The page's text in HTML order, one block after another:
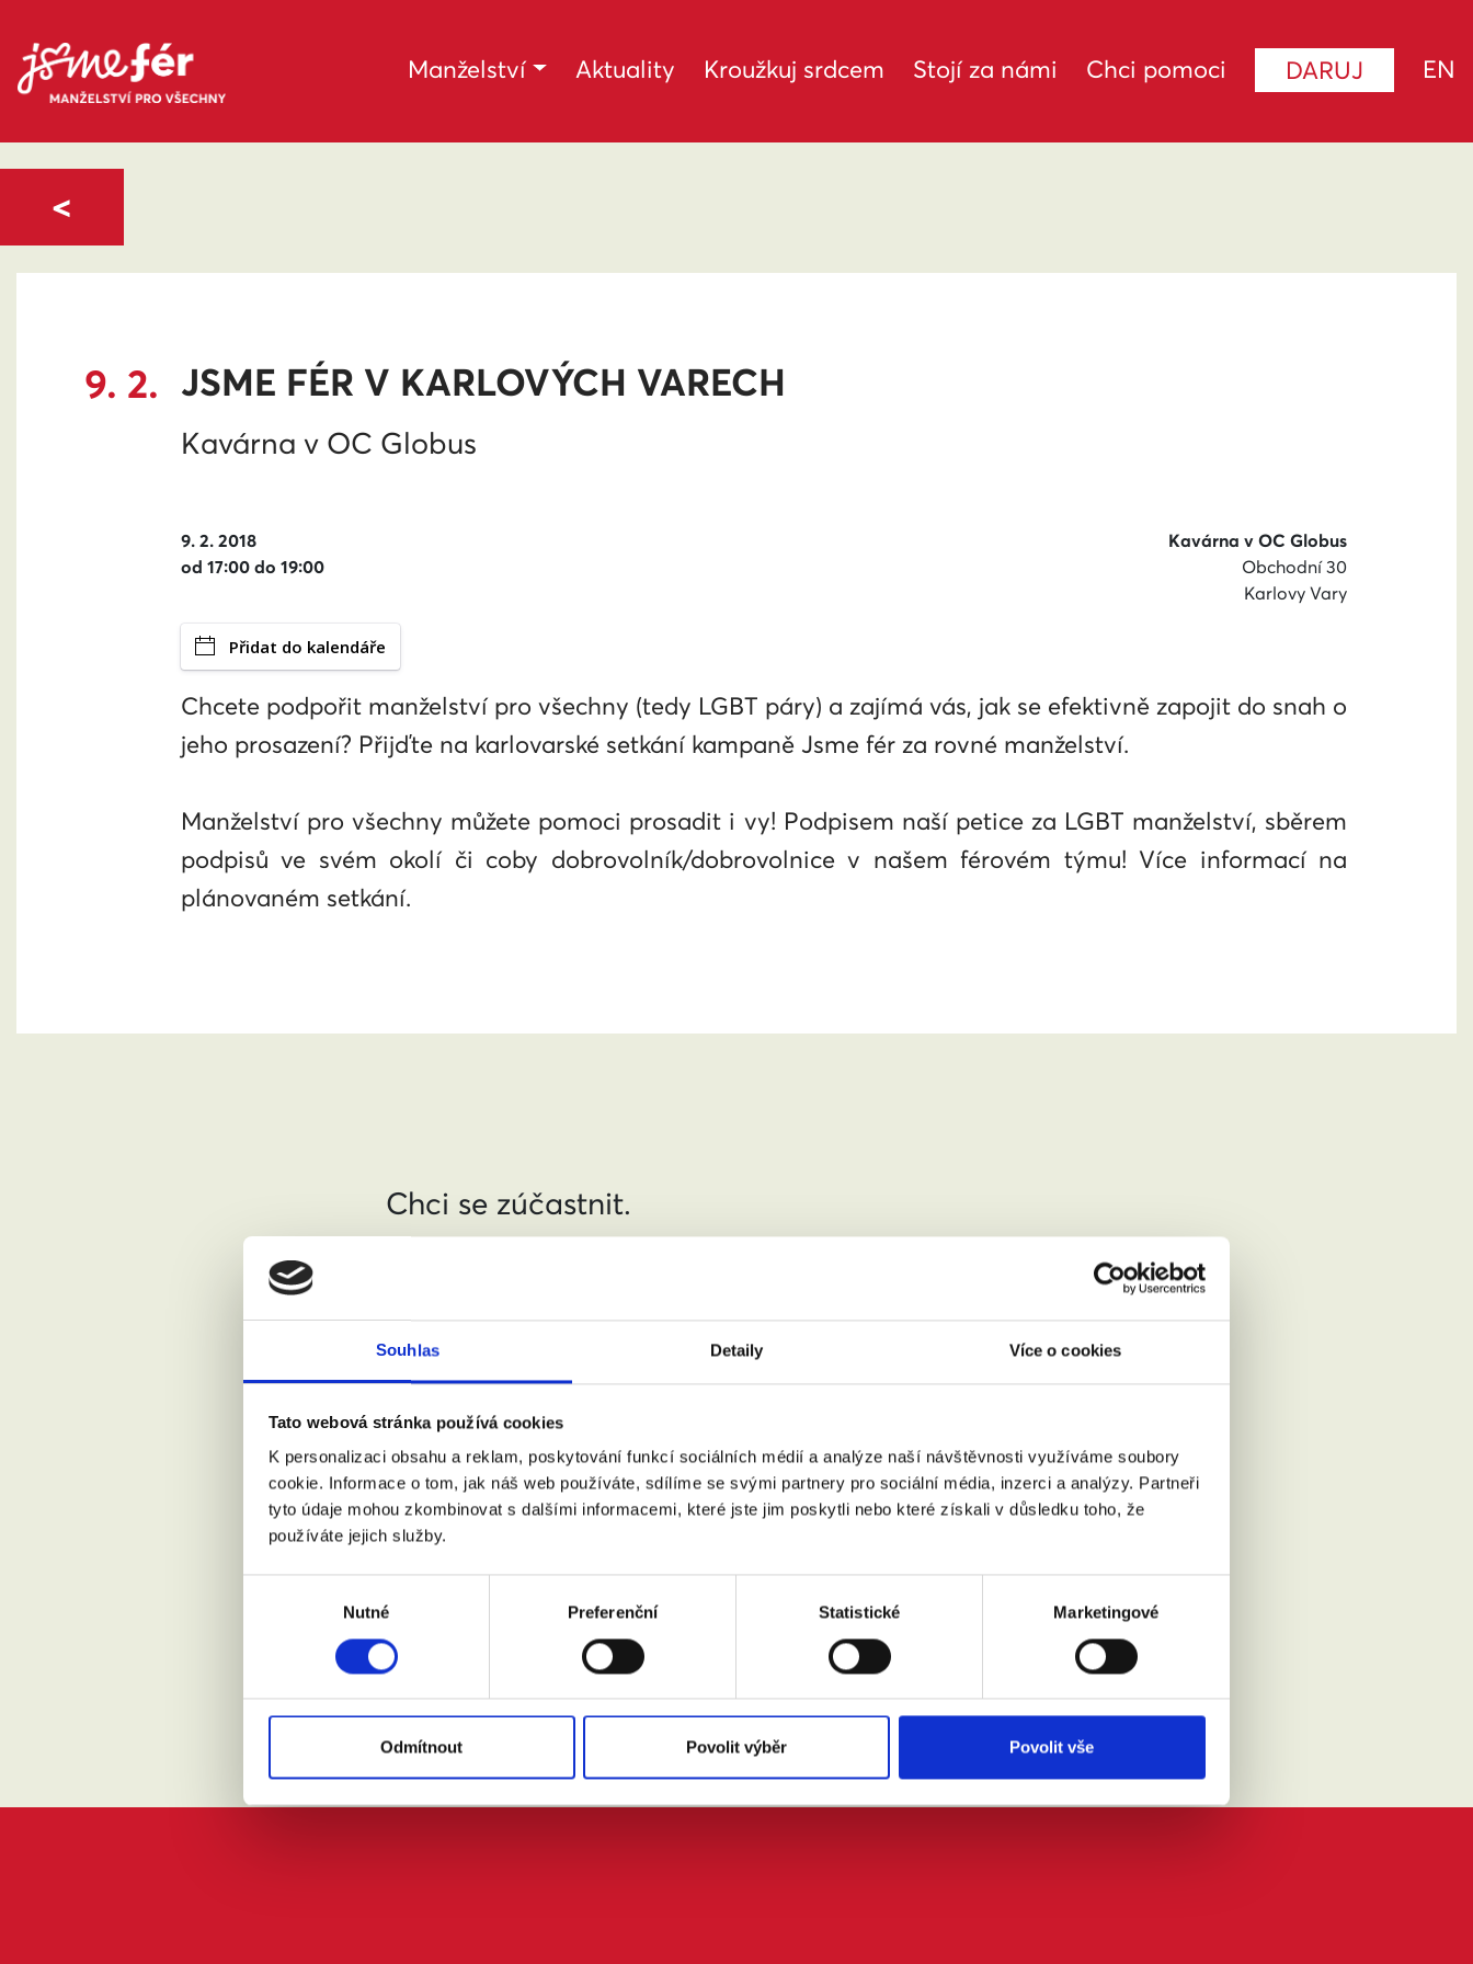
Souhlas Detaily Více o cookies
Tato webová stránka používá cookies
K personalizaci obsahu a reklam, poskytování funkcí sociálních médií a analýze naší návštěvnosti využíváme soubory
cookie. Informace o tom, jak náš web používáte, sdílíme se svými partnery pro sociální média, inzerci a analýzy. Partneři
tyto údaje mohou zkombinovat s dalšími informacemi, které jste jim poskytli nebo které získali v důsledku toho, že
používáte jejich služby.
Nutné Preferenční Statistické Marketingové
Odmítnout Povolit výběr Povolit vše
Manželství Aktuality Kroužkuj srdcem Stojí za námi Chci pomoci DARUJ EN
9. 2. JSME FÉR V KARLOVÝCH VARECH
Kavárna v OC Globus
9. 2. 2018
od 17:00 do 19:00
Kavárna v OC Globus
Obchodní 30
Karlovy Vary
Přidat do kalendáře
Chcete podpořit manželství pro všechny (tedy LGBT páry) a zajímá vás, jak se efektivně zapojit do snah o
jeho prosazení? Přijďte na karlovarské setkání kampaně Jsme fér za rovné manželství.
Manželství pro všechny můžete pomoci prosadit i vy! Podpisem naší petice za LGBT manželství, sběrem
podpisů ve svém okolí či coby dobrovolník/dobrovolnice v našem férovém týmu! Více informací na
plánovaném setkání.
<
Chci se zúčastnit.
Váš email:
Přijdu s doprovodem.
Souhlasím se zpracováním osobních údajů podle zákona č. 101/2000 Sb.